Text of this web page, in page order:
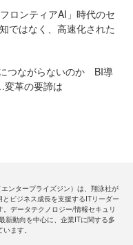
ロンティアAI」時代のセ
ではなく、高速化された
つながらないのか BI導
革の要諦は
エンタープライズジン）は、翔泳社が
ビジネス成長を支援するITリーダー
。データテクノロジー/情報セキュリ
新動向を中心に、企業ITに関する多
ます。